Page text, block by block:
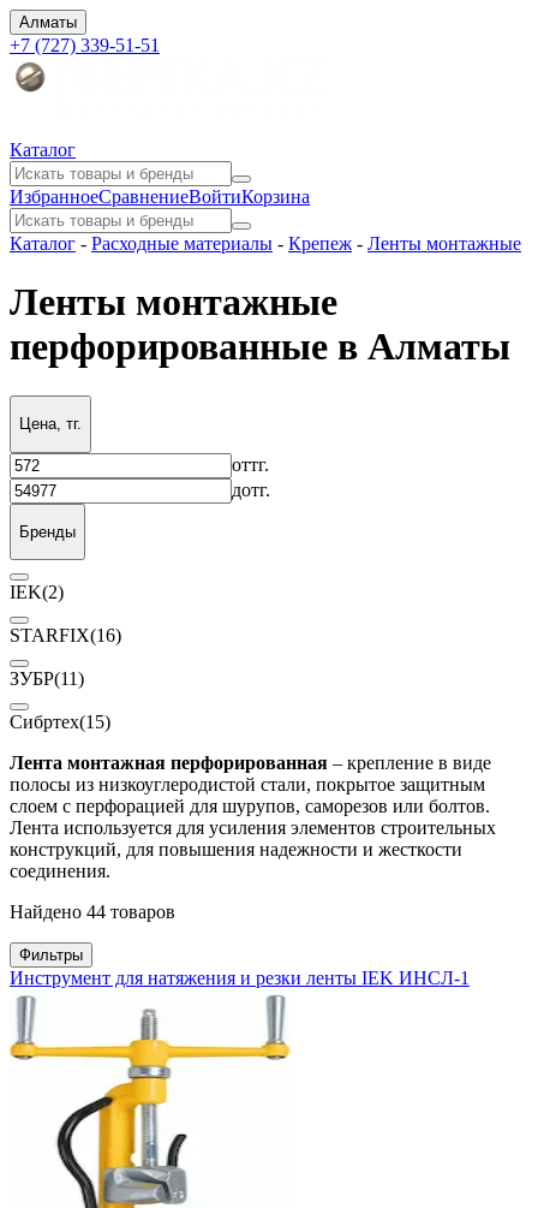
Алматы
+7 (727) 339-51-51
Каталог
ИзбранноеСравнениеВойтиКорзина
Каталог - Расходные материалы - Крепеж - Ленты монтажные
Ленты монтажные
перфорированные в Алматы
Цена, тг.
оттг.
дотг.
Бренды
IEK(2)
STARFIX(16)
ЗУБР(11)
Сибртех(15)
Лента монтажная перфорированная – крепление в виде
полосы из низкоуглеродистой стали, покрытое защитным
слоем с перфорацией для шурупов, саморезов или болтов.
Лента используется для усиления элементов строительных
конструкций, для повышения надежности и жесткости
соединения.
Найдено 44 товаров
Фильтры
Инструмент для натяжения и резки ленты IEK ИНСЛ-1